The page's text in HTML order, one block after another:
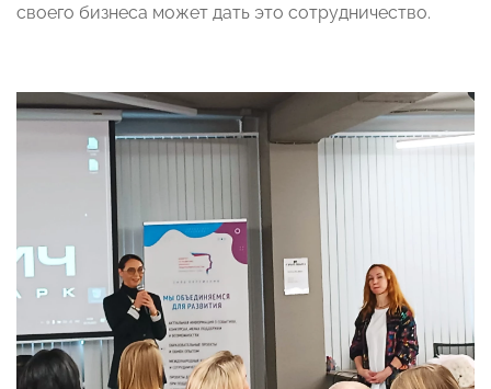
своего бизнеса может дать это сотрудничество.